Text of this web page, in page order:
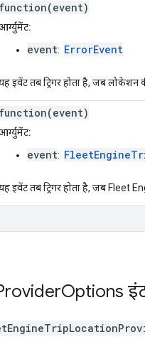
function(event)
event: ErrorEvent
इवेंट तब ट्रिगर होता है, जब लोकेशन
function(event)
event:
इवेंट तब ट्रिगर होता है, जब Fleet
Options